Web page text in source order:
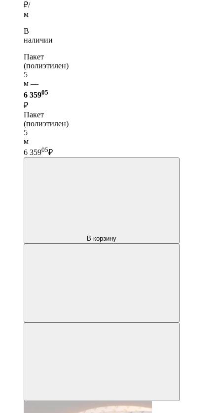
₽/
м
В
наличии
Пакет
(полиэтилен)
5
м —
6 35905
₽
Пакет
(полиэтилен)
5
м
6 35905₽
В корзину